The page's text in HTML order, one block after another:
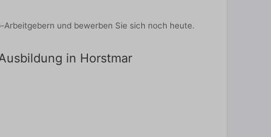
und bewerben Sie sich noch heute.
in Horstmar